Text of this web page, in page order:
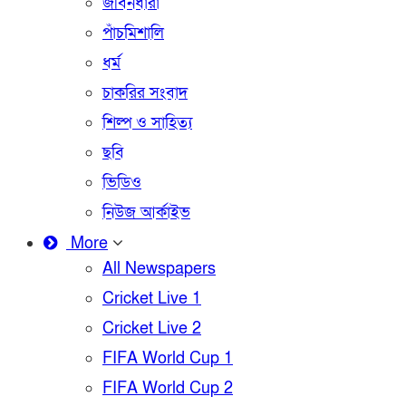
পাঁচমিশালি
ধর্ম
চাকরির সংবাদ
শিল্প ও সাহিত্য
ছবি
ভিডিও
নিউজ আর্কাইভ
More
All Newspapers
Cricket Live 1
Cricket Live 2
FIFA World Cup 1
FIFA World Cup 2